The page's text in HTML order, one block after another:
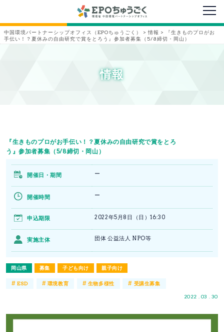
メニ
中国環境パートナーシップオフィス（EPOちゅうごく） > 情報 >
『生きものプロがお
手伝い！？夏休みの自由研究で賞をとろう』参加者募集（5/8締切・岡山）
情報
『生きものプロがお手伝い！？夏休みの自由研究で賞をとろ
う』参加者募集（5/8締切・岡山）
岡山県 募集 子ども向け 親子向け
2022 . 03 . 30
開催日・期間 ー
開催時間 ー
申込期限 2022年5月8日（日）16:30
実施主体 団体 公益法人 NPO等
#ESD # 環境教育 # 生物多様性 # 受講生募集